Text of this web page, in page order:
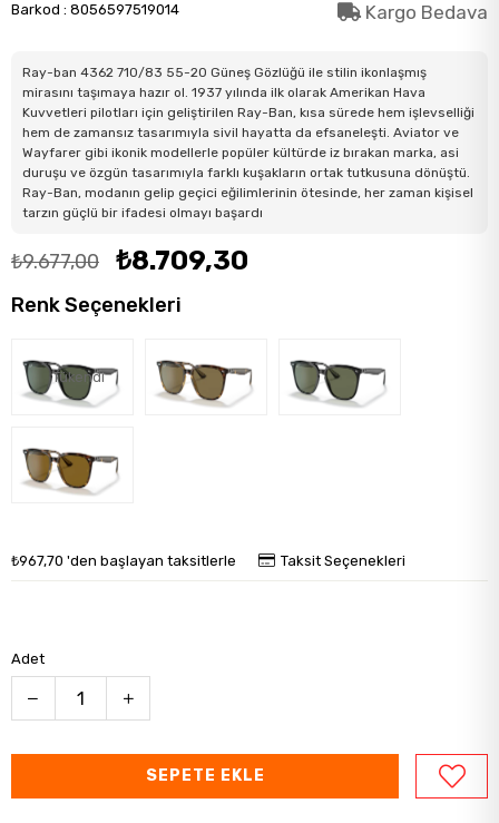
Barkod : 8056597519014 Kargo Bedava
Ray-ban 4362 710/83 55-20 Güneş Gözlüğü ile stilin ikonlaşmış
mirasını taşımaya hazır ol. 1937 yılında ilk olarak Amerikan Hava
Kuvvetleri pilotları için geliştirilen Ray-Ban, kısa sürede hem işlevselliği
hem de zamansız tasarımıyla sivil hayatta da efsaneleşti. Aviator ve
Wayfarer gibi ikonik modellerle popüler kültürde iz bırakan marka, asi
duruşu ve özgün tasarımıyla farklı kuşakların ortak tutkusuna dönüştü.
Ray-Ban, modanın gelip geçici eğilimlerinin ötesinde, her zaman kişisel
tarzın güçlü bir ifadesi olmayı başardı
₺9.677,00 ₺8.709,30
Renk Seçenekleri
Tükendi
₺967,70 'den başlayan taksitlerle Taksit Seçenekleri
Adet